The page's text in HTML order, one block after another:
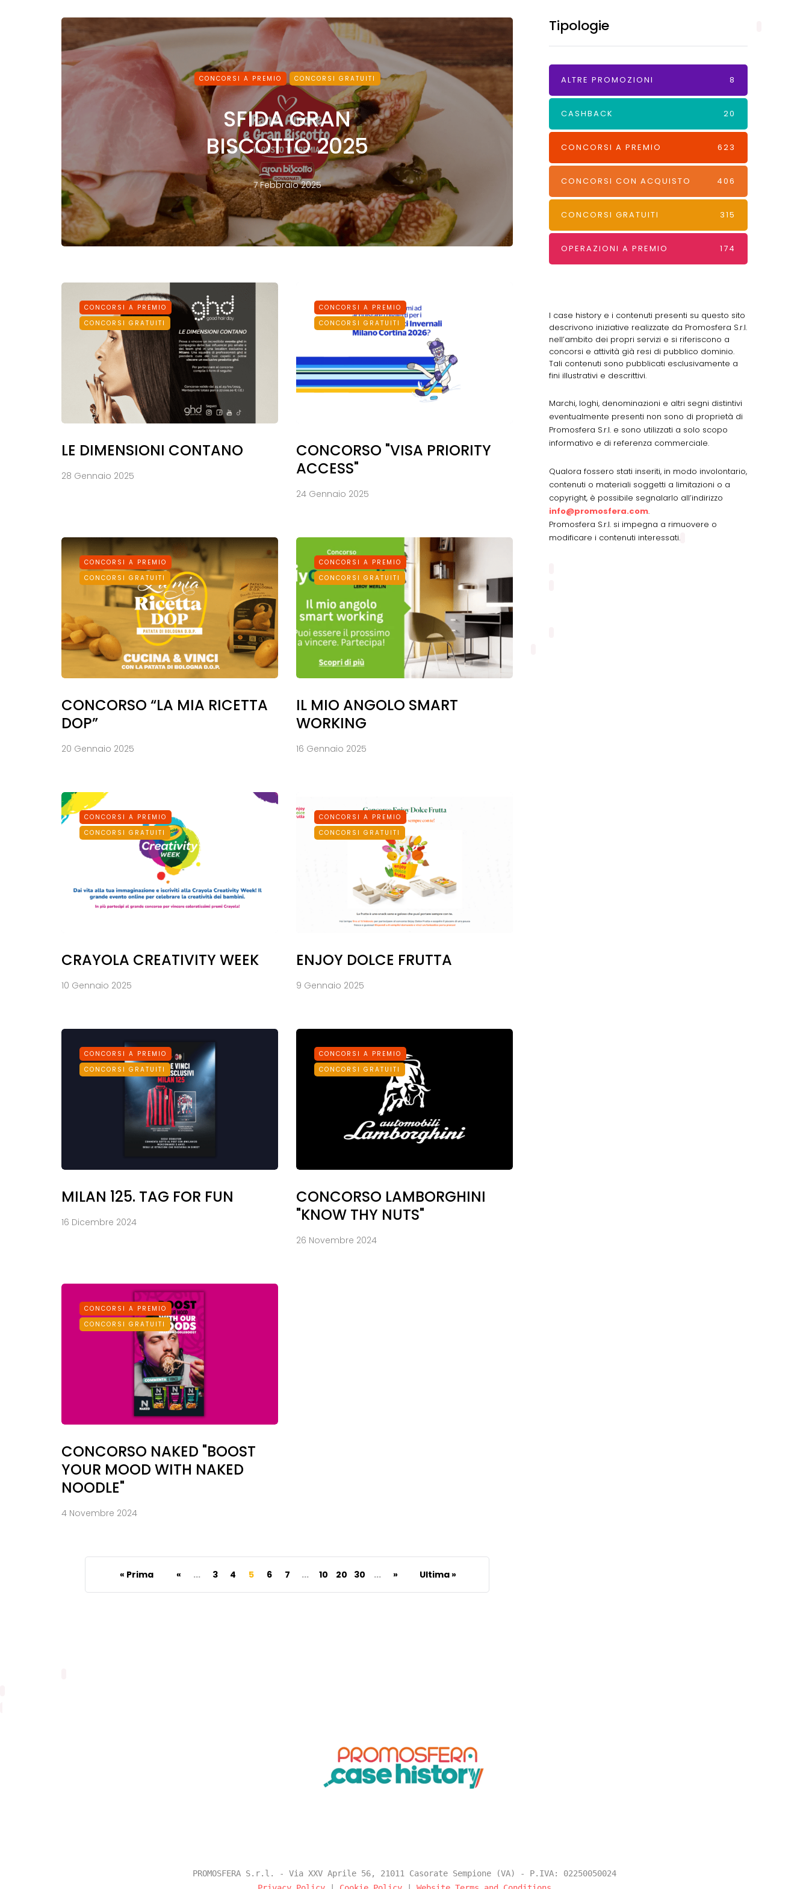
CONCORSI A PREMIO CONCORSI GRATUITI
SFIDA GRAN
BISCOTTO 2025
7 Febbraio 2025
CONCORSI A PREMIO
CONCORSI GRATUITI
LE DIMENSIONI CONTANO
28 Gennaio 2025
CONCORSI A PREMIO
CONCORSI GRATUITI
CONCORSO "VISA PRIORITY
ACCESS"
24 Gennaio 2025
CONCORSI A PREMIO
CONCORSI GRATUITI
CONCORSO “LA MIA RICETTA
DOP”
20 Gennaio 2025
CONCORSI A PREMIO
CONCORSI GRATUITI
IL MIO ANGOLO SMART
WORKING
16 Gennaio 2025
CONCORSI A PREMIO
CONCORSI GRATUITI
CRAYOLA CREATIVITY WEEK
10 Gennaio 2025
CONCORSI A PREMIO
CONCORSI GRATUITI
ENJOY DOLCE FRUTTA
9 Gennaio 2025
CONCORSI A PREMIO
CONCORSI GRATUITI
MILAN 125. TAG FOR FUN
16 Dicembre 2024
CONCORSI A PREMIO
CONCORSI GRATUITI
CONCORSO LAMBORGHINI
"KNOW THY NUTS"
26 Novembre 2024
CONCORSI A PREMIO
CONCORSI GRATUITI
CONCORSO NAKED "BOOST
YOUR MOOD WITH NAKED
NOODLE"
4 Novembre 2024
« Prima « ... 3 4 5 6 7 ... 10 20 30 ... » Ultima »
Tipologie
ALTRE PROMOZIONI 8
CASHBACK 20
CONCORSI A PREMIO 623
CONCORSI CON ACQUISTO 406
CONCORSI GRATUITI 315
OPERAZIONI A PREMIO 174
I case history e i contenuti presenti su questo sito
descrivono iniziative realizzate da Promosfera S.r.l.
nell’ambito dei propri servizi e si riferiscono a
concorsi e attività già resi di pubblico dominio.
Tali contenuti sono pubblicati esclusivamente a
fini illustrativi e descrittivi.
Marchi, loghi, denominazioni e altri segni distintivi
eventualmente presenti non sono di proprietà di
Promosfera S.r.l. e sono utilizzati a solo scopo
informativo e di referenza commerciale.
Qualora fossero stati inseriti, in modo involontario,
contenuti o materiali soggetti a limitazioni o a
copyright, è possibile segnalarlo all’indirizzo
info@promosfera.com.
Promosfera S.r.l. si impegna a rimuovere o
modificare i contenuti interessati.
PROMOSFERA S.r.l. - Via XXV Aprile 56, 21011 Casorate Sempione (VA) - P.IVA: 02250050024